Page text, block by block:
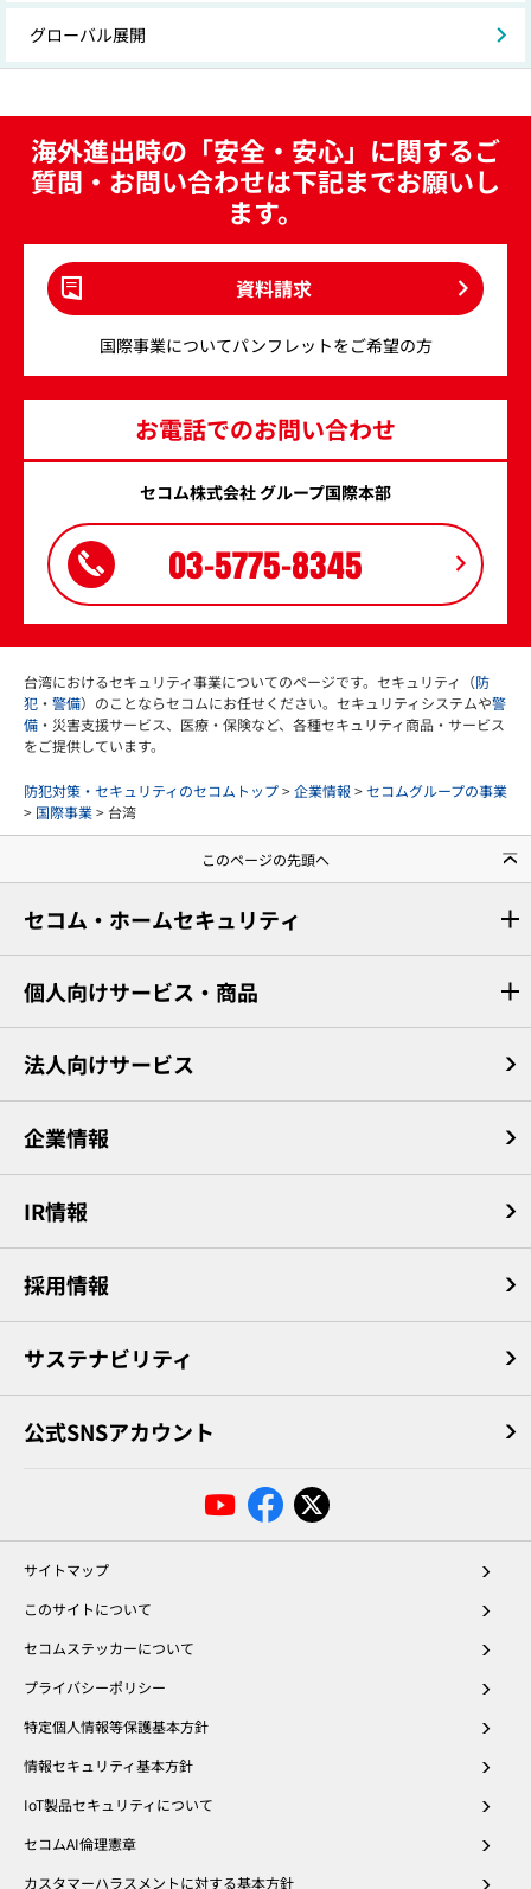
グローバル展開
海外進出時の「安全・安心」に関するご
質問・お問い合わせは下記までお願いし
ます。
資料請求
国際事業についてパンフレットをご希望の方
お電話でのお問い合わせ
セコム株式会社 グループ国際本部
03-5775-8345
台湾におけるセキュリティ事業についてのページです。セキュリティ（防
犯 ・ 警備）のことならセコムにお任せください。セキュリティシステムや警
備 ・災害支援サービス、医療・保険など、各種セキュリティ商品・サービス
をご提供しています。
防犯対策・セキュリティのセコムトップ>企業情報 >セコムグループの事業
> 国際事業> 台湾
このページの先頭へ
セコム・ホームセキュリティ
個人向けサービス・商品
法人向けサービス
企業情報
IR情報
採用情報
サステナビリティ
公式SNSアカウント
サイトマップ
このサイトについて
セコムステッカーについて
プライバシーポリシー
特定個人情報等保護基本方針
情報セキュリティ基本方針
IoT製品セキュリティについて
セコムAI倫理憲章
カスタマーハラスメントに対する基本方針